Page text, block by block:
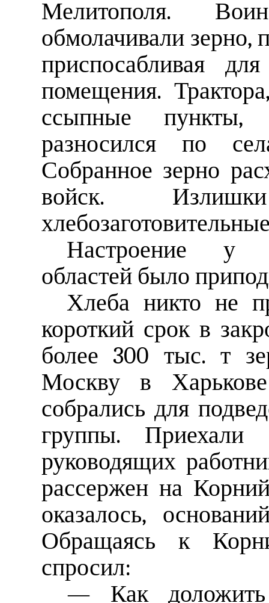
Мелитополя.
обмолачивали зерно,
приспосабливая
помещения.
ссыпные пункты,
разносился по
Собранное зерно
войск.
Настроение у
областей было
Хлеба никто не
короткий срок в
более 300 тыс. т
Москву в
собрались для
группы.
руководящих
рассержен на
оказалось,
Обращаясь к
спросил:
— Как доложить